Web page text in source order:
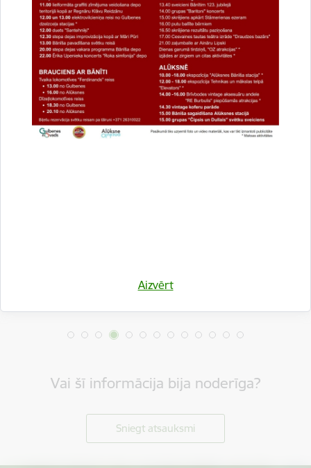
Aizvērt
Aktualitātes: Iedzīvotāju padomes Pašvaldība informē
Sabiedrība
Drukāt lapu
Vai šī informācija bija noderīga?
Sniegt atsauksmi